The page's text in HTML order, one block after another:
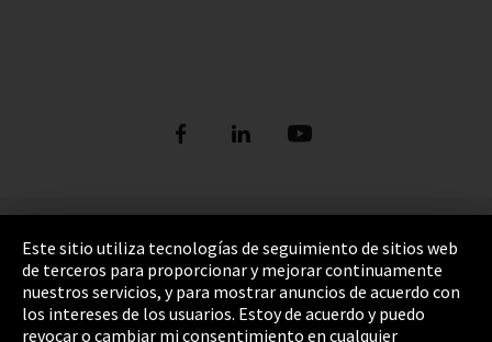
Pie de imprenta
Política de privacidad
Cookie Settings
Este sitio utiliza tecnologías de seguimiento de sitios web
de terceros para proporcionar y mejorar continuamente
nuestros servicios, y para mostrar anuncios de acuerdo con
los intereses de los usuarios. Estoy de acuerdo y puedo
revocar o cambiar mi consentimiento en cualquier